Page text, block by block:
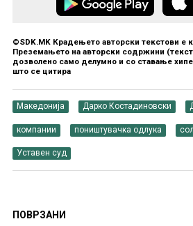
©SDK.MK Крадењето авторски текстови е
Преземањето на авторски содржини
дозволено само делумно и со ставање
што се цитира
Македонија Дарко Костадиновски
компании поништувачка одлука
Уставен суд
ПОВРЗАНИ